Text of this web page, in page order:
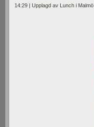
14:29 | Upplagd av Lunch i Malmö